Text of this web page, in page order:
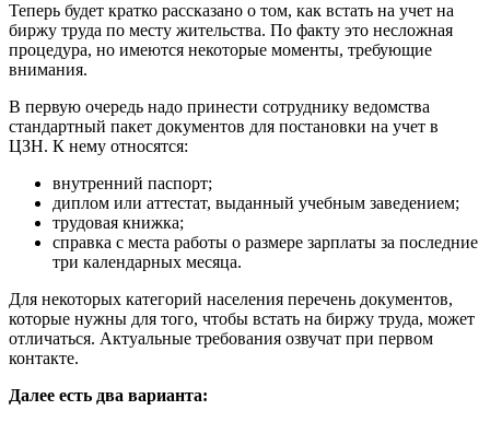
Теперь будет кратко рассказано о том, как встать на учет на
биржу труда по месту жительства. По факту это несложная
процедура, но имеются некоторые моменты, требующие
внимания.
В первую очередь надо принести сотруднику ведомства
стандартный пакет документов для постановки на учет в
ЦЗН. К нему относятся:
внутренний паспорт;
диплом или аттестат, выданный учебным заведением;
трудовая книжка;
справка с места работы о размере зарплаты за последние
три календарных месяца.
Для некоторых категорий населения перечень документов,
которые нужны для того, чтобы встать на биржу труда, может
отличаться. Актуальные требования озвучат при первом
контакте.
Далее есть два варианта: